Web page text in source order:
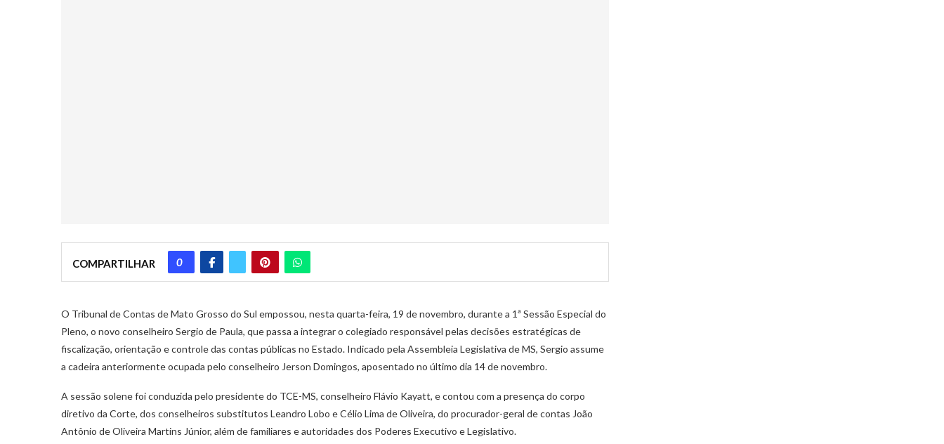
COMPARTILHAR 0
O Tribunal de Contas de Mato Grosso do Sul empossou, nesta quarta-feira, 19 de novembro, durante a 1ª Sessão Especial do
Pleno, o novo conselheiro Sergio de Paula, que passa a integrar o colegiado responsável pelas decisões estratégicas de
fiscalização, orientação e controle das contas públicas no Estado. Indicado pela Assembleia Legislativa de MS, Sergio assume
a cadeira anteriormente ocupada pelo conselheiro Jerson Domingos, aposentado no último dia 14 de novembro.
A sessão solene foi conduzida pelo presidente do TCE-MS, conselheiro Flávio Kayatt, e contou com a presença do corpo
diretivo da Corte, dos conselheiros substitutos Leandro Lobo e Célio Lima de Oliveira, do procurador-geral de contas João
Antônio de Oliveira Martins Júnior, além de familiares e autoridades dos Poderes Executivo e Legislativo.